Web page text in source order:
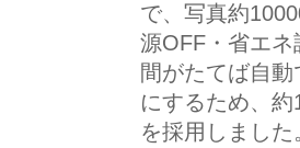
で、写真約
源OFF・省エ
間がたてば自
にするため、
を採用しまし